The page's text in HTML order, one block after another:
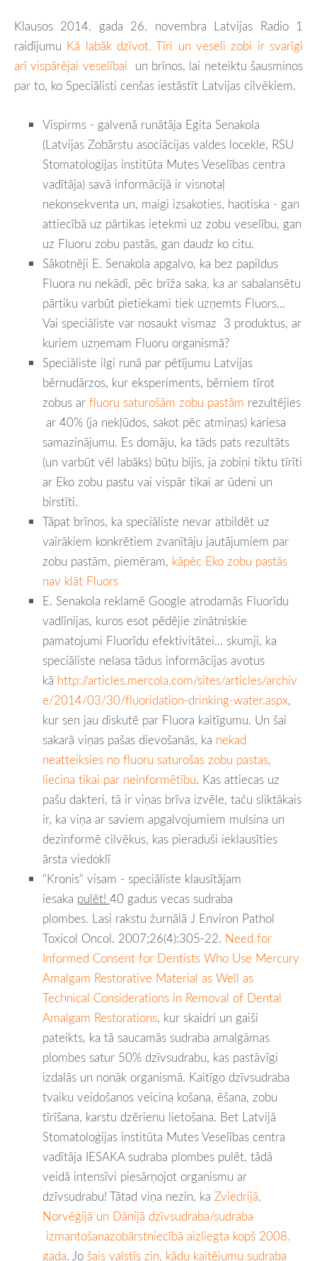
Klausos 2014. gada 26. novembra Latvijas Radio 1
raidījumu Kā labāk dzīvot. Tīri un veseli zobi ir svarīgi
arī vispārējai veselībai un brīnos, lai neteiktu šausminos
par to, ko Speciālisti cenšas iestāstīt Latvijas cilvēkiem.
Vispirms - galvenā runātāja Egita Senakola
(Latvijas Zobārstu asociācijas valdes locekle, RSU
Stomatoloģijas institūta Mutes Veselības centra
vadītāja) savā informācijā ir visnotaļ
nekonsekventa un, maigi izsakoties, haotiska - gan
attiecībā uz pārtikas ietekmi uz zobu veselību, gan
uz Fluoru zobu pastās, gan daudz ko citu.
Sākotnēji E. Senakola apgalvo, ka bez papildus
Fluora nu nekādi, pēc brīža saka, ka ar sabalansētu
pārtiku varbūt pietiekami tiek uzņemts Fluors...
Vai speciāliste var nosaukt vismaz 3 produktus, ar
kuriem uzņemam Fluoru organismā?
Speciāliste ilgi runā par pētījumu Latvijas
bērnudārzos, kur eksperiments, bērniem tīrot
zobus ar fluoru saturošām zobu pastām rezultējies
ar 40% (ja nekļūdos, sakot pēc atmiņas) kariesa
samazinājumu. Es domāju, ka tāds pats rezultāts
(un varbūt vēl labāks) būtu bijis, ja zobiņi tiktu tīrīti
ar Eko zobu pastu vai vispār tikai ar ūdeni un
birstīti.
Tāpat brīnos, ka speciāliste nevar atbildēt uz
vairākiem konkrētiem zvanītāju jautājumiem par
zobu pastām, piemēram, kāpēc Eko zobu pastās
nav klāt Fluors
E. Senakola reklamē Google atrodamās Fluorīdu
vadlīnijas, kuros esot pēdējie zinātniskie
pamatojumi Fluorīdu efektivitātei... skumji, ka
speciāliste nelasa tādus informācijas avotus
kā http://articles.mercola.com/sites/articles/archiv
e/2014/03/30/fluoridation-drinking-water.aspx,
kur sen jau diskutē par Fluora kaitīgumu. Un šai
sakarā viņas pašas dievošanās, ka nekad
neatteiksies no fluoru saturošas zobu pastas,
liecina tikai par neinformētību. Kas attiecas uz
pašu dakteri, tā ir viņas brīva izvēle, taču sliktākais
ir, ka viņa ar saviem apgalvojumiem mulsina un
dezinformē cilvēkus, kas pieraduši ieklausīties
ārsta viedoklī
"Kronis" visam - speciāliste klausītājam
iesaka pulēt! 40 gadus vecas sudraba
plombes. Lasi rakstu žurnālā J Environ Pathol
Toxicol Oncol. 2007;26(4):305-22. Need for
Informed Consent for Dentists Who Use Mercury
Amalgam Restorative Material as Well as
Technical Considerations in Removal of Dental
Amalgam Restorations, kur skaidri un gaiši
pateikts, ka tā saucamās sudraba amalgāmas
plombes satur 50% dzīvsudrabu, kas pastāvīgi
izdalās un nonāk organismā. Kaitīgo dzīvsudraba
tvaiku veidošanos veicina košana, ēšana, zobu
tīrīšana, karstu dzērienu lietošana. Bet Latvijā
Stomatoloģijas institūta Mutes Veselības centra
vadītāja IESAKA sudraba plombes pulēt, tādā
veidā intensīvi piesārņojot organismu ar
dzīvsudrabu! Tātad viņa nezin, ka Zviedrijā,
Norvēģijā un Dānijā dzīvsudraba/sudraba
izmantošanazobārstniecībā aizliegta kopš 2008.
gada. Jo šais valstīs zin, kādu kaitējumu sudraba